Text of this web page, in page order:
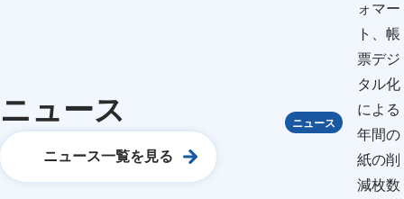
ニュース
ニュース一覧を見る
ニュース
ォマー
ト、帳
票デジ
タル化
による
年間の
紙の削
減枚数